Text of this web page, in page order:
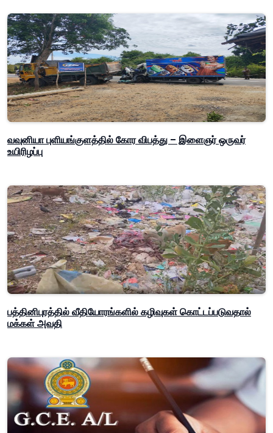
வவுனியா புளியங்குளத்தில் கோர விபத்து – இளைஞர் ஒருவர்
உயிரிழப்பு
பத்தினிபுரத்தில் வீதியோரங்களில் கழிவுகள் கொட்டப்படுவதால்
மக்கள் அவதி